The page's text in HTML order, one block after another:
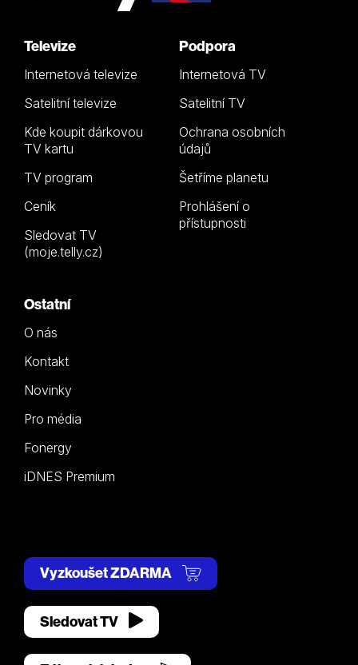
Televize
Internetová televize
Satelitní televize
Kde koupit dárkovou
TV kartu
TV program
Ceník
Sledovat TV
(moje.telly.cz)
Podpora
Internetová TV
Satelitní TV
Ochrana osobních
údajů
Šetříme planetu
Prohlášení o
přístupnosti
Ostatní
O nás
Kontakt
Novinky
Pro média
Fonergy
iDNES Premium
Vyzkoušet ZDARMA
Sledovat TV